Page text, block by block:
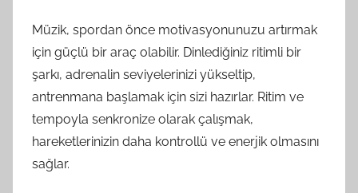
Müzik, spordan önce motivasyonunuzu artırmak
için güçlü bir araç olabilir. Dinlediğiniz ritimli bir
şarkı, adrenalin seviyelerinizi yükseltip,
antrenmana başlamak için sizi hazırlar. Ritim ve
tempoyla senkronize olarak çalışmak,
hareketlerinizin daha kontrollü ve enerjik olmasını
sağlar.